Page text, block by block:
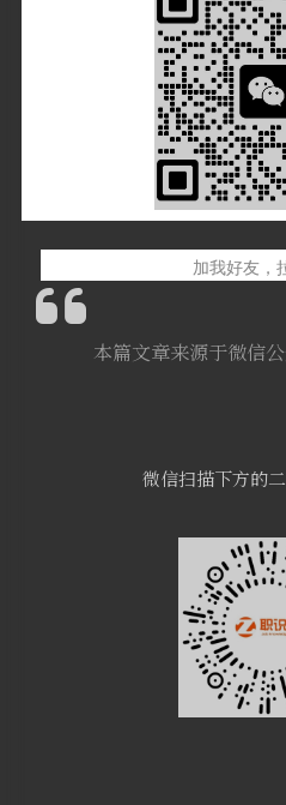
加我好友，
本篇文章来源于微信
微信扫描下方的